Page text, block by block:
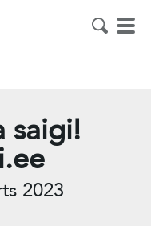
saigi!
2023